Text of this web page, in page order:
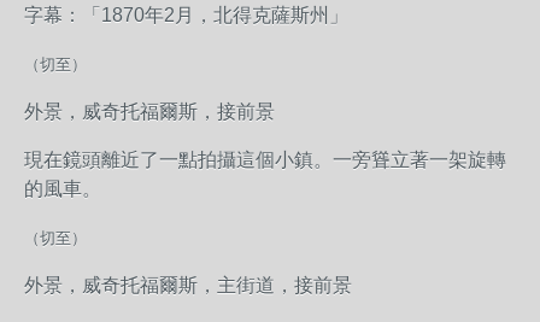
字幕：「1870年2月，北得克薩斯州」
（切至）
外景，威奇托福爾斯，接前景
現在鏡頭離近了一點拍攝這個小鎮。一旁聳立著一架旋轉
的風車。
（切至）
外景，威奇托福爾斯，主街道，接前景